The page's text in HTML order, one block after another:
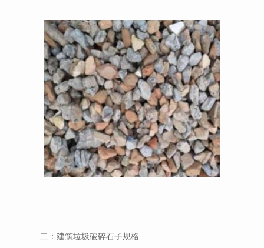
二：建筑垃圾破碎石子规格